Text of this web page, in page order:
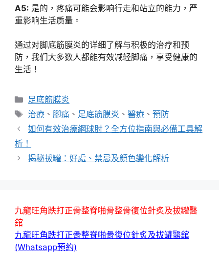
A5: 是的，疼痛可能会影响行走和站立的能力，严
重影响生活质量。
通过对脚底筋膜炎的详细了解与积极的治疗和预
防，我们大多数人都能有效减轻脚痛，享受健康的
生活！
分
類
足底筋膜炎
標
籤
治療 、 腳痛 、 足底筋膜炎 、醫療 、預防
如何有效治療網球肘？全方位指南與必備工具解
析！
揭秘拔罐：好處、禁忌及顏色變化解析
九龍旺角跌打正骨整脊啪骨整骨復位針炙及拔罐醫
舘
九龍旺角跌打正骨整脊啪骨復位針炙及拔罐醫舘
(Whatsapp預約)